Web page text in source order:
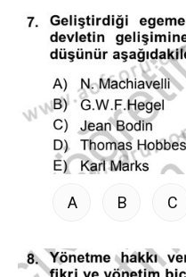
A B C